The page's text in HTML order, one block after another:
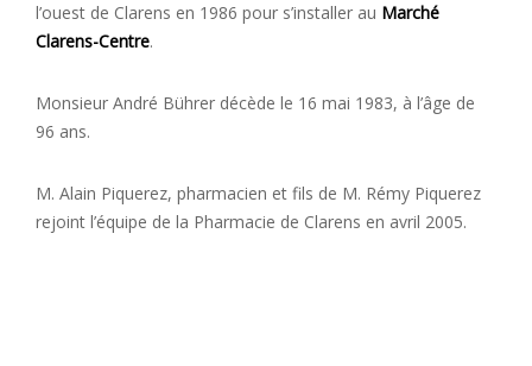
l’ouest de Clarens en 1986 pour s’installer au Marché
Clarens-Centre.
Monsieur André Bührer décède le 16 mai 1983, à l’âge de
96 ans.
M. Alain Piquerez, pharmacien et fils de M. Rémy Piquerez
rejoint l’équipe de la Pharmacie de Clarens en avril 2005.